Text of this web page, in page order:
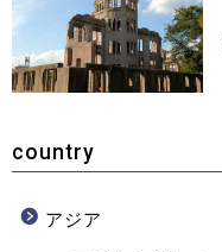
country
アジア